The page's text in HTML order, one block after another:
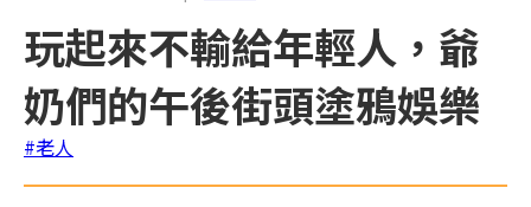
玩起來不輸給年輕人，爺
奶們的午後街頭塗鴉娛樂
#老人